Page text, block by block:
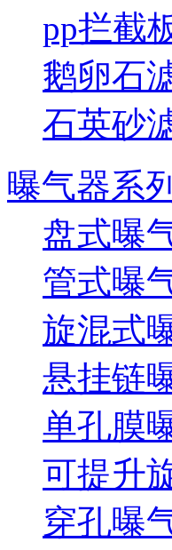
pp拦截
鹅卵石
石英砂
曝气器系列
盘式曝
管式曝
旋混式
悬挂链
单孔膜
可提升
穿孔曝